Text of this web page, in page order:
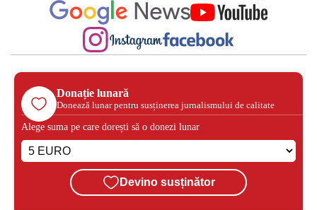
Donație lunară
Donează lunar pentru susținerea jurnalismului de calitate
Alege suma pe care dorești să o donezi lunar
Devino susținător